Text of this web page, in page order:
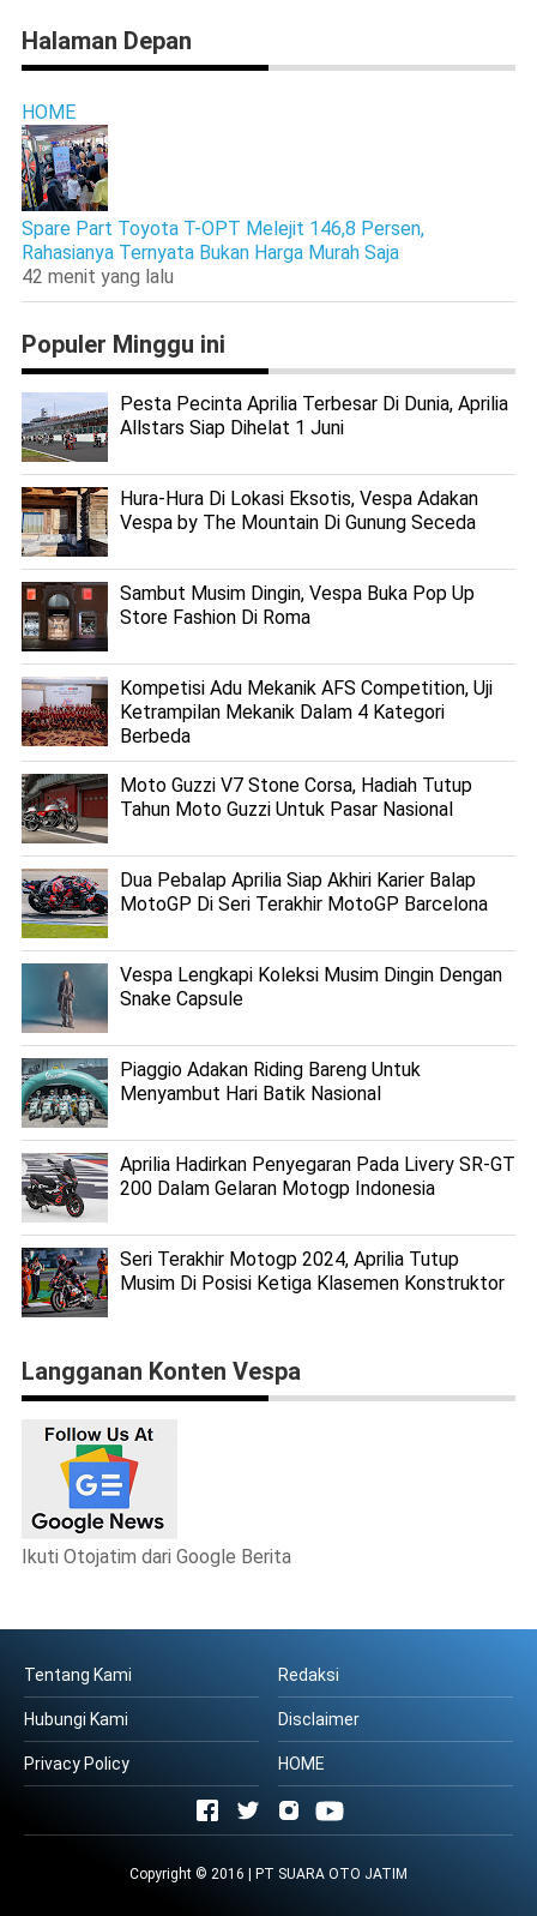
Halaman Depan
HOME
Spare Part Toyota T-OPT Melejit 146,8 Persen,
Rahasianya Ternyata Bukan Harga Murah Saja
42 menit yang lalu
Populer Minggu ini
Pesta Pecinta Aprilia Terbesar Di Dunia, Aprilia
Allstars Siap Dihelat 1 Juni
Hura-Hura Di Lokasi Eksotis, Vespa Adakan
Vespa by The Mountain Di Gunung Seceda
Sambut Musim Dingin, Vespa Buka Pop Up
Store Fashion Di Roma
Kompetisi Adu Mekanik AFS Competition, Uji
Ketrampilan Mekanik Dalam 4 Kategori
Berbeda
Moto Guzzi V7 Stone Corsa, Hadiah Tutup
Tahun Moto Guzzi Untuk Pasar Nasional
Dua Pebalap Aprilia Siap Akhiri Karier Balap
MotoGP Di Seri Terakhir MotoGP Barcelona
Vespa Lengkapi Koleksi Musim Dingin Dengan
Snake Capsule
Piaggio Adakan Riding Bareng Untuk
Menyambut Hari Batik Nasional
Aprilia Hadirkan Penyegaran Pada Livery SR-GT
200 Dalam Gelaran Motogp Indonesia
Seri Terakhir Motogp 2024, Aprilia Tutup
Musim Di Posisi Ketiga Klasemen Konstruktor
Langganan Konten Vespa
Ikuti Otojatim dari Google Berita
Tentang Kami Redaksi
Hubungi Kami Disclaimer
Privacy Policy HOME
Copyright © 2016 | PT SUARA OTO JATIM